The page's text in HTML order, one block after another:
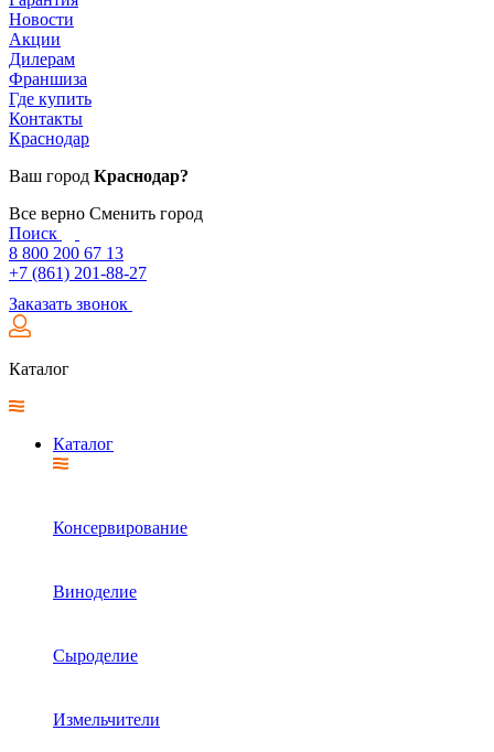
Новости
Акции
Дилерам
Франшиза
Где купить
Контакты
Краснодар
Ваш город Краснодар?
Все верно Сменить город
Поиск
8 800 200 67 13
+7 (861) 201-88-27
Заказать звонок
Каталог
Каталог
Консервирование
Виноделие
Сыроделие
Измельчители